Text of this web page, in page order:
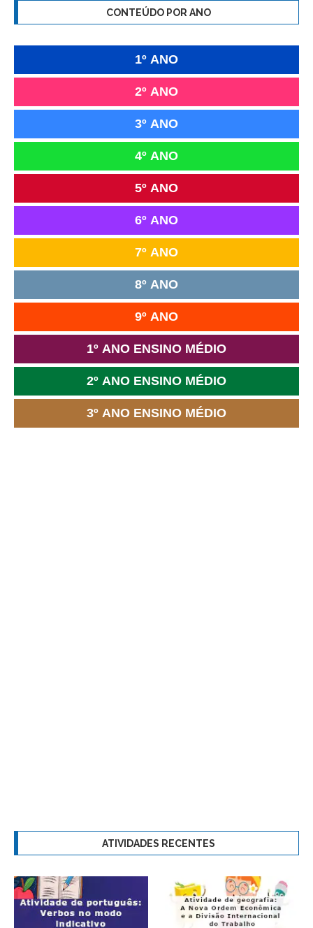
CONTEÚDO POR ANO
1º ANO
2º ANO
3º ANO
4º ANO
5º ANO
6º ANO
7º ANO
8º ANO
9º ANO
1º ANO ENSINO MÉDIO
2º ANO ENSINO MÉDIO
3º ANO ENSINO MÉDIO
ATIVIDADES RECENTES